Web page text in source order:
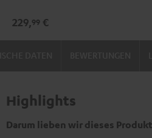
229,99 €
Highlights
Darum lieben wir dieses Produkt